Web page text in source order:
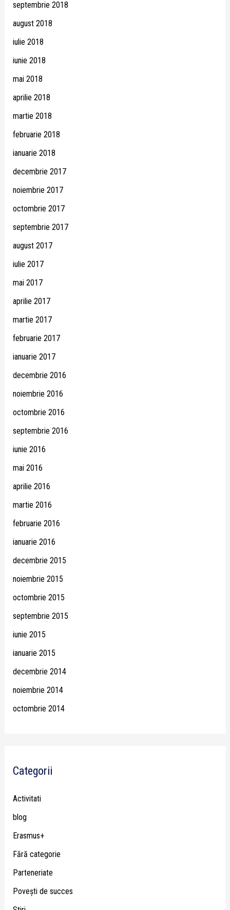
septembrie 2018
august 2018
iulie 2018
iunie 2018
mai 2018
aprilie 2018
martie 2018
februarie 2018
ianuarie 2018
decembrie 2017
noiembrie 2017
octombrie 2017
septembrie 2017
august 2017
iulie 2017
mai 2017
aprilie 2017
martie 2017
februarie 2017
ianuarie 2017
decembrie 2016
noiembrie 2016
octombrie 2016
septembrie 2016
iunie 2016
mai 2016
aprilie 2016
martie 2016
februarie 2016
ianuarie 2016
decembrie 2015
noiembrie 2015
octombrie 2015
septembrie 2015
iunie 2015
ianuarie 2015
decembrie 2014
noiembrie 2014
octombrie 2014
Categorii
Activitati
blog
Erasmus+
Fără categorie
Parteneriate
Poveşti de succes